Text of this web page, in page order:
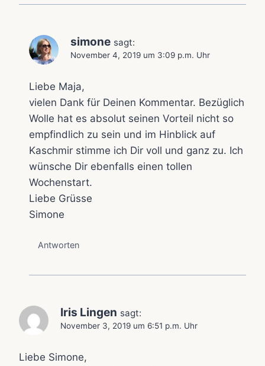
simone sagt:
November 4, 2019 um 3:09 p.m. Uhr
Liebe Maja,
vielen Dank für Deinen Kommentar. Bezüglich
Wolle hat es absolut seinen Vorteil nicht so
empfindlich zu sein und im Hinblick auf
Kaschmir stimme ich Dir voll und ganz zu. Ich
wünsche Dir ebenfalls einen tollen
Wochenstart.
Liebe Grüsse
Simone
Antworten
Iris Lingen sagt:
November 3, 2019 um 6:51 p.m. Uhr
Liebe Simone,